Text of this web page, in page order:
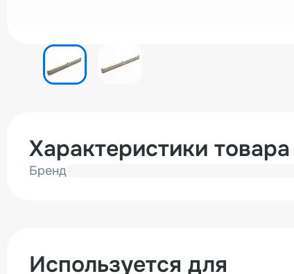
Характеристики товара
Бренд
Используется для